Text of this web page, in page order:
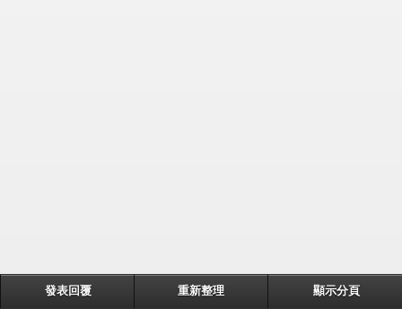
發表回覆 重新整理 顯示分頁